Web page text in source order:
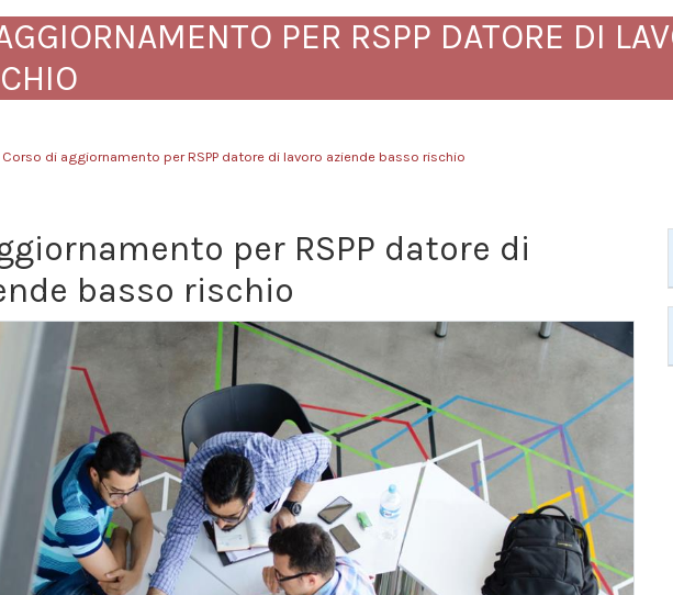
PER RSPP DATORE DI
Corso di aggiornamento per RSPP datore di lavoro aziende basso rischio
per RSPP datore di
basso rischio